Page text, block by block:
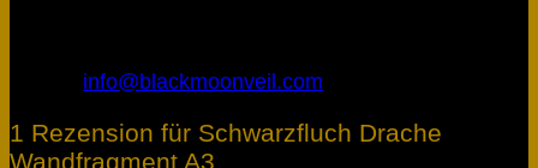
info@blackmoonveil.com
1 Rezension für Schwarzfluch Drache
Wandfragment A3